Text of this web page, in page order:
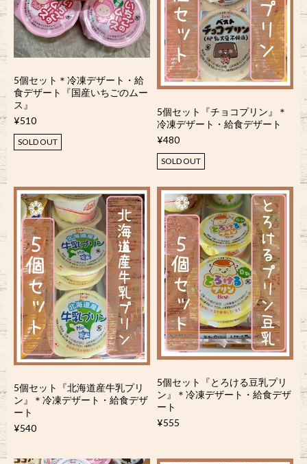
5個セット＊冷凍デザート・給
食デザート『国産いちごのムー
ス』
¥510
SOLD OUT
5個セット『チョコプリン』＊
冷凍デザート・給食デザート
¥480
SOLD OUT
5個セット『北海道産牛乳プリ
ン』＊冷凍デザート・給食デザ
ート
¥540
5個セット『とろける豆乳プリ
ン』＊冷凍デザート・給食デザ
ート
¥555